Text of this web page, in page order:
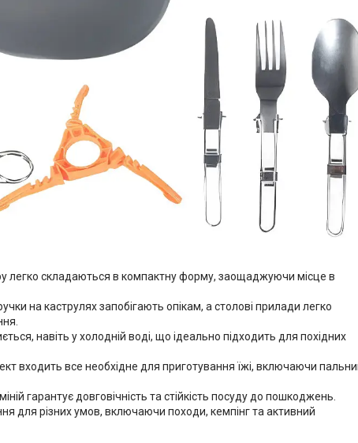
легко складаються в компактну форму, заощаджуючи місце в
на каструлях запобігають опікам, а столові прилади легко
навіть у холодній воді, що ідеально підходить для похідних
входить все необхідне для приготування їжі, включаючи
гарантує довговічність та стійкість посуду до пошкоджень.
для різних умов, включаючи походи, кемпінг та активний